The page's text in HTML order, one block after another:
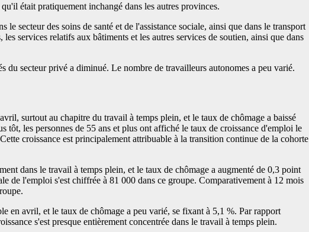
était pratiquement inchangé dans les autres provinces.
secteur des soins de santé et de l'assistance sociale, ainsi que dans le transport
services relatifs aux bâtiments et les autres services de soutien, ainsi que dans
secteur privé a diminué. Le nombre de travailleurs autonomes a peu varié.
surtout au chapitre du travail à temps plein, et le taux de chômage a baissé
les personnes de 55 ans et plus ont affiché le taux de croissance d'emploi le
croissance est principalement attribuable à la transition continue de la cohorte
dans le travail à temps plein, et le taux de chômage a augmenté de 0,3 point
de l'emploi s'est chiffrée à 81 000 dans ce groupe. Comparativement à 12 mois
en avril, et le taux de chômage a peu varié, se fixant à 5,1 %. Par rapport
s'est presque entièrement concentrée dans le travail à temps plein.